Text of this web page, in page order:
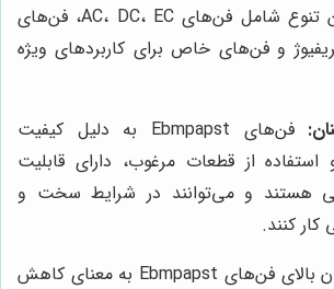
پیدا کنند. این تنوع شامل فن‌های AC، DC، EC، فن‌های
و فن‌های خاص برای کاربردهای ویژه
فن‌های Ebmpapst به دلیل کیفیت
از قطعات مرغوب، دارای قابلیت
هستند و می‌توانند در شرایط سخت و
کار کنند.
قابلیت اطمینان بالای فن‌های Ebmpapst به معنای کاهش